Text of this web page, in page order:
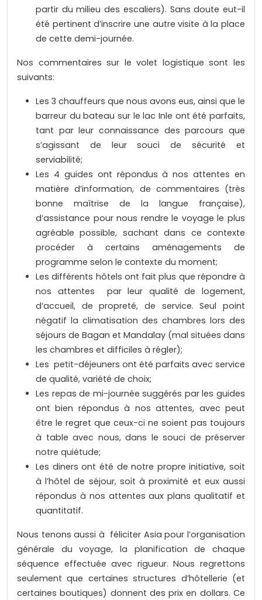
partir du milieu des escaliers). Sans doute eut-il
été pertinent d’inscrire une autre visite à la place
de cette demi-journée.
Nos commentaires sur le volet logistique sont les
suivants:
Les 3 chauffeurs que nous avons eus, ainsi que le
barreur du bateau sur le lac Inle ont été parfaits,
tant par leur connaissance des parcours que
s’agissant de leur souci de sécurité et
serviabilité;
Les 4 guides ont répondus à nos attentes en
matière d’information, de commentaires (très
bonne maîtrise de la langue française),
d’assistance pour nous rendre le voyage le plus
agréable possible, sachant dans ce contexte
procéder à certains aménagements de
programme selon le contexte du moment;
Les différents hôtels ont fait plus que répondre à
nos attentes par leur qualité de logement,
d’accueil, de propreté, de service. Seul point
négatif la climatisation des chambres lors des
séjours de Bagan et Mandalay (mal situées dans
les chambres et difficiles à régler);
Les petit-déjeuners ont été parfaits avec service
de qualité, variété de choix;
Les repas de mi-journée suggérés par les guides
ont bien répondus à nos attentes, avec peut
être le regret que ceux-ci ne soient pas toujours
à table avec nous, dans le souci de préserver
notre quiétude;
Les diners ont été de notre propre initiative, soit
à l’hôtel de séjour, soit à proximité et eux aussi
répondus à nos attentes aux plans qualitatif et
quantitatif.
Nous tenons aussi à féliciter Asia pour l’organisation
générale du voyage, la planification de chaque
séquence effectuée avec rigueur. Nous regrettons
seulement que certaines structures d’hôtellerie (et
certaines boutiques) donnent des prix en dollars. Ce